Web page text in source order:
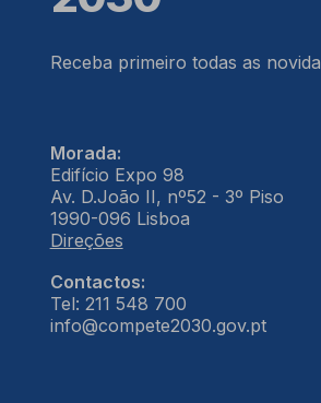
Receba primeiro todas as
Morada:
Edifício Expo 98
Av. D.João II, nº52 - 3º Piso
1990-096 Lisboa
Direções
Contactos:
Tel: 211 548 700
info@compete2030.gov.pt